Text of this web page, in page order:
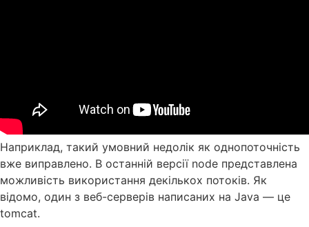
Наприклад, такий умовний недолік як однопоточність
вже виправлено. В останній версії node представлена
можливість використання декількох потоків. Як
відомо, один з веб-серверів написаних на Java — це
tomcat.